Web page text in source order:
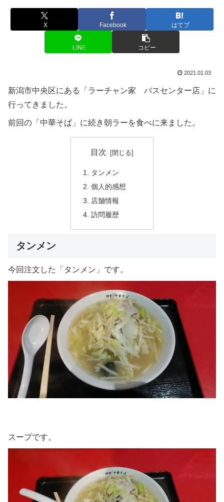
X Facebook はてブ
LINE コピー
2021.01.03
新潟市中央区にある「ラーチャン家 バスセンター店」に
行ってきました。
前回の「中華そば」に続き朝ラーを食べに来ました。
目次
タンメン
個人的感想
店舗情報
訪問履歴
タンメン
今回注文した「タンメン」です。
スープです。